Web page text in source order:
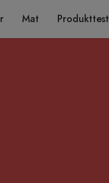
Mat Produkttest